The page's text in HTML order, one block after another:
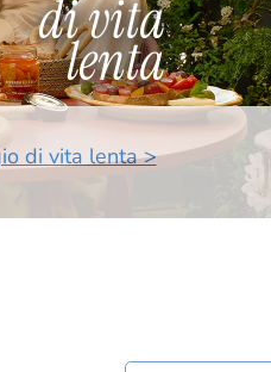
di vita lenta >